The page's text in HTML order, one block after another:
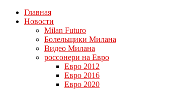
Главная
Новости
Milan Futuro
Болельщики Милана
Видео Милана
россонери на Евро
Евро 2012
Евро 2016
Евро 2020